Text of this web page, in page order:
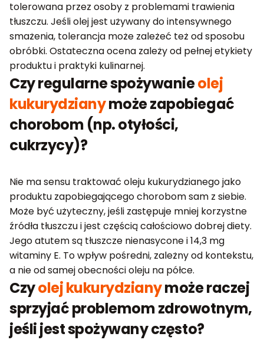
tolerowana przez osoby z problemami trawienia
tłuszczu. Jeśli olej jest używany do intensywnego
smażenia, tolerancja może zależeć też od sposobu
obróbki. Ostateczna ocena zależy od pełnej etykiety
produktu i praktyki kulinarnej.
Czy regularne spożywanieolej
kukurydzianymoże zapobiegać
chorobom (np. otyłości,
cukrzycy)?
Nie ma sensu traktować oleju kukurydzianego jako
produktu zapobiegającego chorobom sam z siebie.
Może być użyteczny, jeśli zastępuje mniej korzystne
źródła tłuszczu i jest częścią całościowo dobrej diety.
Jego atutem są tłuszcze nienasycone i 14,3 mg
witaminy E. To wpływ pośredni, zależny od kontekstu,
a nie od samej obecności oleju na półce.
Czyolej kukurydzianymoże raczej
sprzyjać problemom zdrowotnym,
jeśli jest spożywany często?